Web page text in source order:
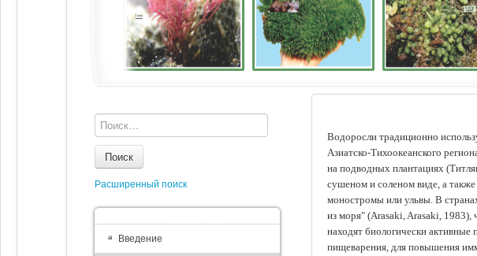
Водоросли традиционно
Азиатско-Тихоокеанского
на подводных плантациях
сушеном и соленом виде, а
моностромы или ульвы. В
из моря" (Arasaki, Arasaki, 1983),
находят биологически
пищеварения, для повышения
Поиск
Расширенный поиск
Введение